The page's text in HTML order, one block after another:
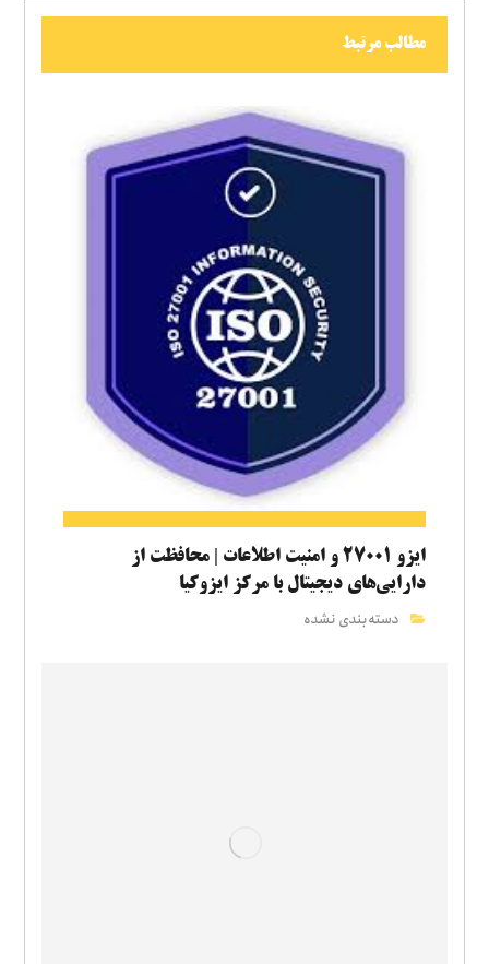
مطالب مرتبط
ایزو ۲۷۰۰۱ و امنیت اطلاعات | محافظت از
دارایی‌های دیجیتال با مرکز ایزوکیا
دسته‌بندی نشده